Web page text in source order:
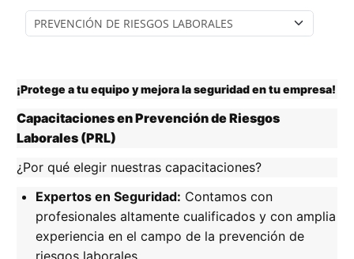
Categorías
¡Protege a tu equipo y mejora la seguridad en tu empresa!
Capacitaciones en Prevención de Riesgos
Laborales (PRL)
¿Por qué elegir nuestras capacitaciones?
Expertos en Seguridad: Contamos con
profesionales altamente cualificados y con amplia
experiencia en el campo de la prevención de